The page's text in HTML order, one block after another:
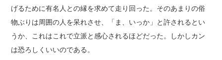
げるために有名人との縁を求めて走り回った。そのあまりの俗
物ぶりは周囲の人を呆れさせ、「ま、いっか」と許されるとい
うか、これはこれで立派と感心されるほどだった。しかしカン
は恐ろしくいいのである。